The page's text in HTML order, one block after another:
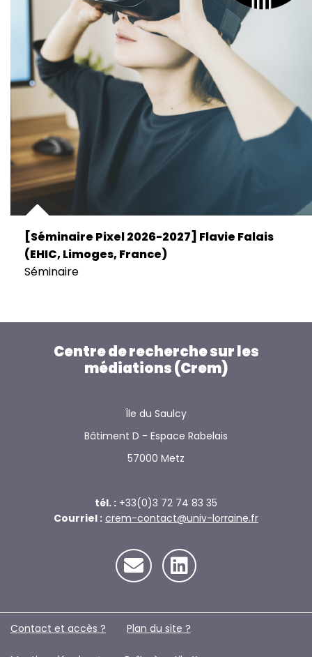
[Séminaire Pixel 2026-2027] Flavie Falais
(EHIC, Limoges, France)
Séminaire
Centre de recherche sur les
médiations (Crem)
Île du Saulcy
Bâtiment D - Espace Rabelais
57000 Metz
tél. : +33(0)3 72 74 83 35
Courriel : crem-contact@univ-lorraine.fr
Contact et accès ? Plan du site ?️